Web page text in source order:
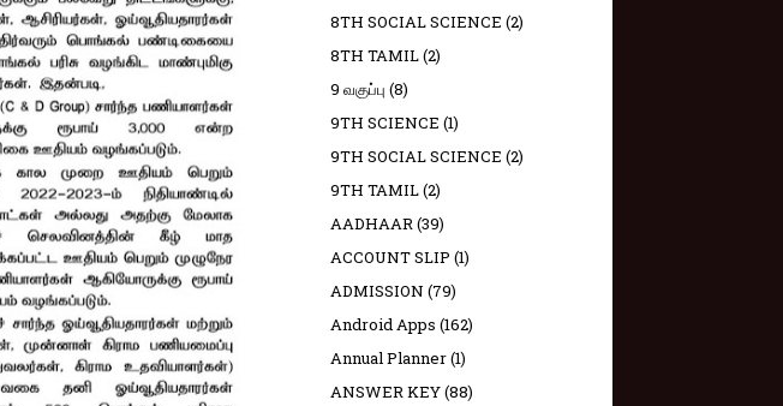
8TH SOCIAL SCIENCE (2)
8TH TAMIL(2)
9 வகுப்பு (8)
9TH SCIENCE (1)
9TH SOCIAL SCIENCE (2)
9TH TAMIL(2)
AADHAAR(39)
ACCOUNT SLIP (1)
ADMISSION (79)
Android Apps (162)
Annual Planner(1)
ANSWER KEY(88)